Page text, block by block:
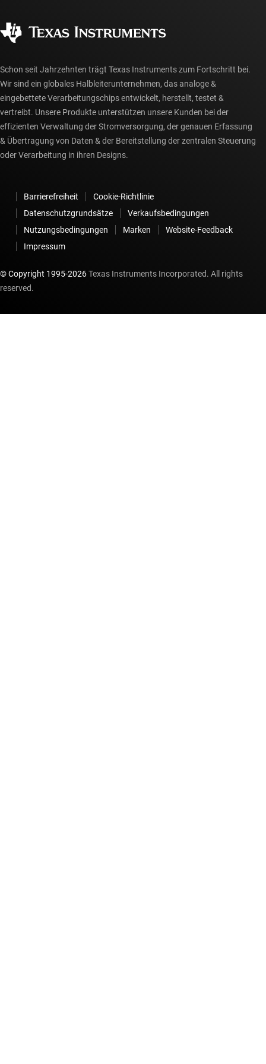
myTI-Konto FAQs
Schon seit Jahrzehnten trägt Texas Instruments zum Fortschritt bei.
Wir sind ein globales Halbleiterunternehmen, das analoge &
eingebettete Verarbeitungschips entwickelt, herstellt, testet &
vertreibt. Unsere Produkte unterstützen unsere Kunden bei der
effizienten Verwaltung der Stromversorgung, der genauen Erfassung
& Übertragung von Daten & der Bereitstellung der zentralen Steuerung
oder Verarbeitung in ihren Designs.
Barrierefreiheit
Cookie-Richtlinie
Datenschutzgrundsätze
Verkaufsbedingungen
Nutzungsbedingungen
Marken
Website-Feedback
Impressum
© Copyright 1995-2026Texas Instruments Incorporated. All rights
reserved.